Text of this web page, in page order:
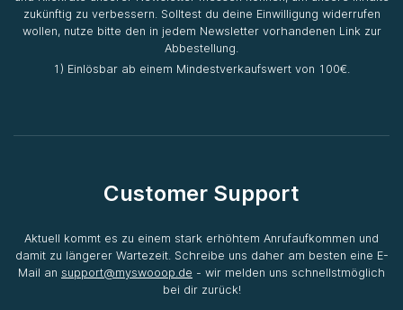
zukünftig zu verbessern. Solltest du deine Einwilligung widerrufen
wollen, nutze bitte den in jedem Newsletter vorhandenen Link zur
Abbestellung.
1) Einlösbar ab einem Mindestverkaufswert von 100€.
Customer Support
Aktuell kommt es zu einem stark erhöhtem Anrufaufkommen und
damit zu längerer Wartezeit. Schreibe uns daher am besten eine E-
Mail an support@myswooop.de - wir melden uns schnellstmöglich
bei dir zurück!